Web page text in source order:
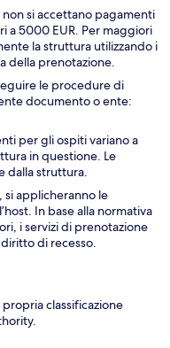
si accettano pagamenti
a 5000 EUR. Per maggiori
la struttura utilizzando i
della prenotazione.
le procedure di
documento o ente:
per gli ospiti variano a
in questione. Le
dalla struttura.
si applicheranno le
In base alla normativa
i servizi di prenotazione
di recesso.
classificazione